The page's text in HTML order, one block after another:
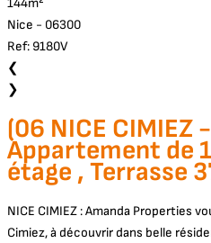
144m²
Nice - 06300
Ref: 9180V
❮
❯
(06 NICE CIMIEZ
Appartement de
étage , Terrasse
NICE CIMIEZ : Amanda Properties
Cimiez, à découvrir dans belle